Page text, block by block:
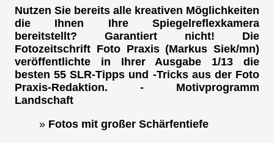
Nutzen Sie bereits alle kreativen Möglichkeiten
die Ihnen Ihre Spiegelreflexkamera
bereitstellt? Garantiert nicht! Die
Fotozeitschrift Foto Praxis (Markus Siek/mn)
veröffentlichte in Ihrer Ausgabe 1/13 die
besten 55 SLR-Tipps und -Tricks aus der Foto
Praxis-Redaktion. - Motivprogramm
Landschaft
» Fotos mit großer Schärfentiefe